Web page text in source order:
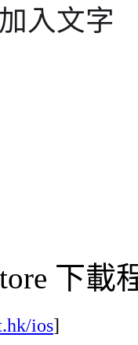
入文字
下載
ios]